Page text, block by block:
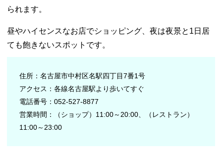
られます。
昼やハイセンスなお店でショッピング、夜は夜景と1日居
ても飽きないスポットです。
住所：名古屋市中村区名駅四丁目7番1号
アクセス：各線名古屋駅より歩いてすぐ
電話番号：052-527-8877
営業時間：（ショップ）11:00～20:00、（レストラン）
11:00～23:00